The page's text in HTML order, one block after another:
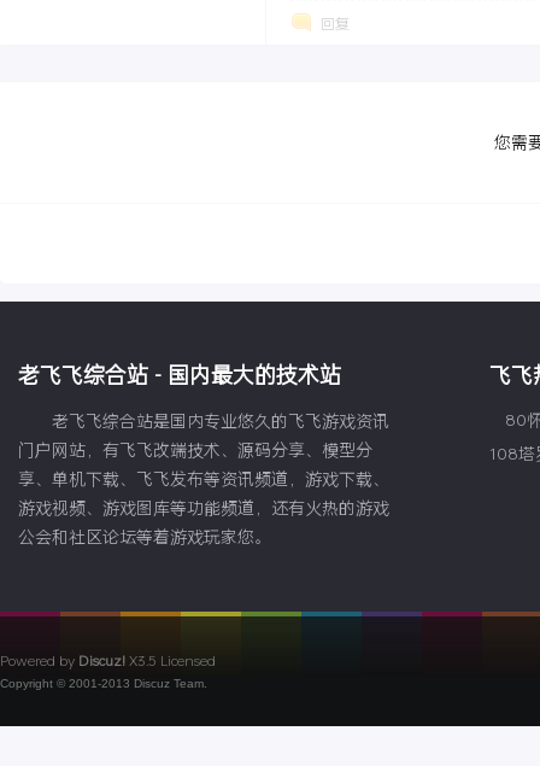
回复
您需
老飞飞综合站 - 国内最大的技术站
老飞飞综合站是国内专业悠久的飞飞游戏资讯
门户网站，有飞飞改端技术、源码分享、模型分
享、单机下载、飞飞发布等资讯频道，游戏下载、
游戏视频、游戏图库等功能频道，还有火热的游戏
公会和社区论坛等着游戏玩家您。
飞飞
80
108塔
Powered by Discuz!X3.5 Licensed
Copyright © 2001-2013 Discuz Team.